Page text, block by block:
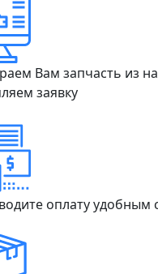
Вам запчасть из
заявку
оплату удобным